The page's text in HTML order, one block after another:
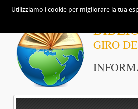
GIRO
Utilizziamo i cookie per migliorare la tua